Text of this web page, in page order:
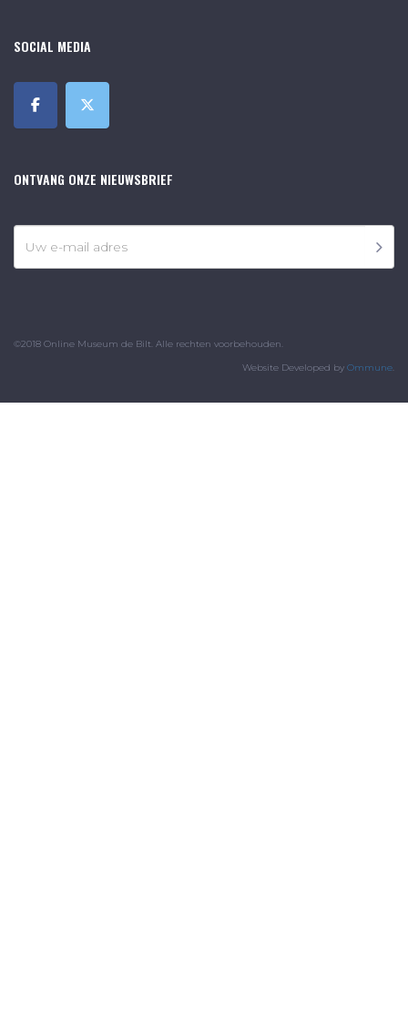
SOCIAL MEDIA
ONTVANG ONZE NIEUWSBRIEF
©2018 Online Museum de Bilt. Alle rechten voorbehouden.
Website Developed by Ommune